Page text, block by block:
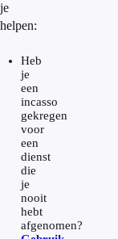
je
helpen:
Heb
je
een
incasso
gekregen
voor
een
dienst
die
je
nooit
hebt
afgenomen?